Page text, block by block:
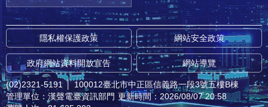
隱私權保護政策 網站安全政策
政府網站資料開放宣告 網站導覽
(02)2321-5191 │ 100012臺北市中正區信義路一段3號五樓B棟
管理單位：漢聲電臺資訊部門 更新時間：2026/08/07 20:58